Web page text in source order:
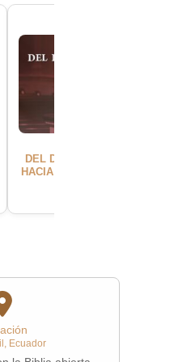
DEL DEBER DE LOS
HACIA EL PASTOR | Pastor
Ecuador